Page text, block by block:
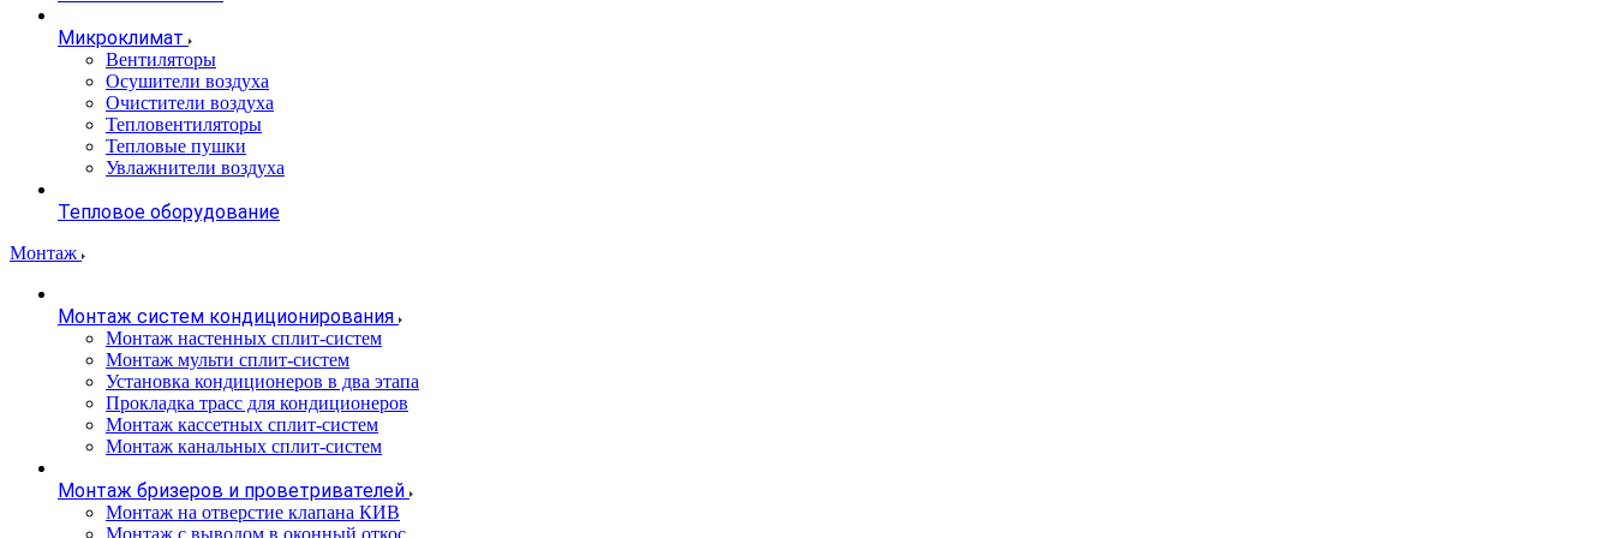
Микроклимат
Вентиляторы
Осушители воздуха
Очистители воздуха
Тепловентиляторы
Тепловые пушки
Увлажнители воздуха
Тепловое оборудование
Монтаж
Монтаж систем кондиционирования
Монтаж настенных сплит-систем
Монтаж мульти сплит-систем
Установка кондиционеров в два этапа
Прокладка трасс для кондиционеров
Монтаж кассетных сплит-систем
Монтаж канальных сплит-систем
Монтаж бризеров и проветривателей
Монтаж на отверстие клапана КИВ
Монтаж с выводом в оконный откос